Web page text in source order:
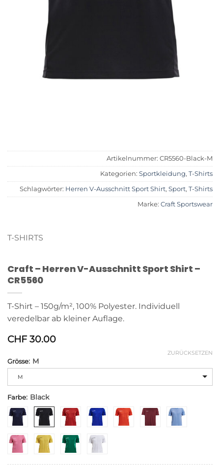
Artikelnummer: CR5560-Black-M
Kategorien: Sportkleidung, T-Shirts
Schlagwörter: Herren V-Ausschnitt Sport Shirt, Sport, T-Shirts
Marke: Craft Sportswear
T-SHIRTS
Craft – Herren V-Ausschnitt Sport Shirt –
CR5560
T-Shirt – 150g/m², 100% Polyester. Individuell
veredelbar ab kleiner Auflage.
CHF 30.00
Grösse: M
M
Farbe: Black
ZURÜCKSETZEN
Alternative: